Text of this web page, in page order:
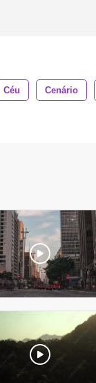
Céu Cenário